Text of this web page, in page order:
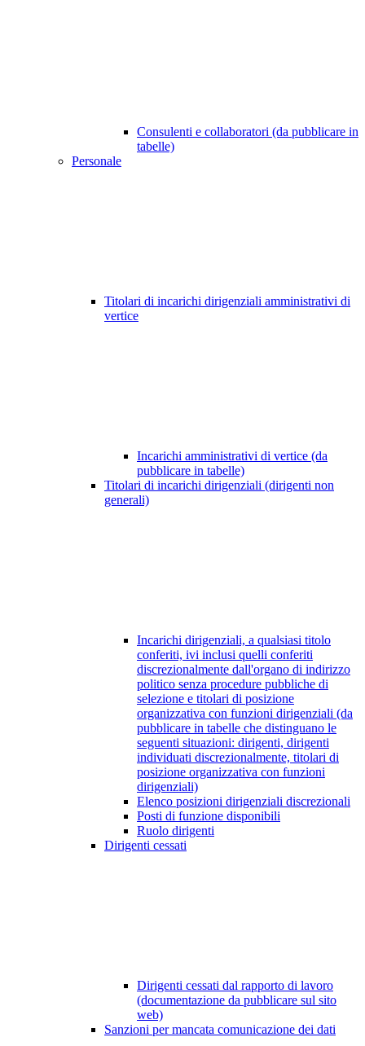
Consulenti e collaboratori (da pubblicare in
tabelle)
Personale
Titolari di incarichi dirigenziali amministrativi di
vertice
Incarichi amministrativi di vertice (da
pubblicare in tabelle)
Titolari di incarichi dirigenziali (dirigenti non
generali)
Incarichi dirigenziali, a qualsiasi titolo
conferiti, ivi inclusi quelli conferiti
discrezionalmente dall'organo di indirizzo
politico senza procedure pubbliche di
selezione e titolari di posizione
organizzativa con funzioni dirigenziali (da
pubblicare in tabelle che distinguano le
seguenti situazioni: dirigenti, dirigenti
individuati discrezionalmente, titolari di
posizione organizzativa con funzioni
dirigenziali)
Elenco posizioni dirigenziali discrezionali
Posti di funzione disponibili
Ruolo dirigenti
Dirigenti cessati
Dirigenti cessati dal rapporto di lavoro
(documentazione da pubblicare sul sito
web)
Sanzioni per mancata comunicazione dei dati